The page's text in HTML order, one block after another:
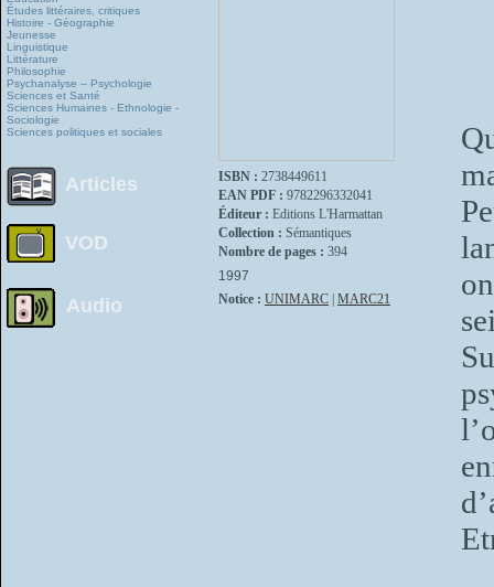
Études littéraires, critiques
Histoire - Géographie
Jeunesse
Linguistique
Littérature
Philosophie
Psychanalyse – Psychologie
Sciences et Santé
Sciences Humaines - Ethnologie -
Sociologie
Sciences politiques et sociales
Articles
VOD
Audio
ISBN : 2738449611
EAN PDF : 9782296332041
Éditeur : Editions L'Harmattan
Collection : Sémantiques
Nombre de pages : 394
1997
Notice : UNIMARC MARC21